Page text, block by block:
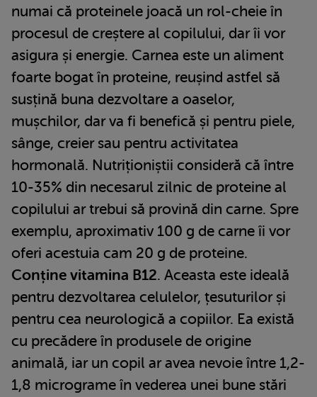
numai că proteinele joacă un rol-cheie în
procesul de creștere al copilului, dar îi vor
asigura și energie. Carnea este un aliment
foarte bogat în proteine, reușind astfel să
susțină buna dezvoltare a oaselor,
mușchilor, dar va fi benefică și pentru piele,
sânge, creier sau pentru activitatea
hormonală. Nutriționiștii consideră că între
10-35% din necesarul zilnic de proteine al
copilului ar trebui să provină din carne. Spre
exemplu, aproximativ 100 g de carne îi vor
oferi acestuia cam 20 g de proteine.
Conține vitamina B12. Aceasta este ideală
pentru dezvoltarea celulelor, țesuturilor și
pentru cea neurologică a copiilor. Ea există
cu precădere în produsele de origine
animală, iar un copil ar avea nevoie între 1,2-
1,8 micrograme în vederea unei bune stări